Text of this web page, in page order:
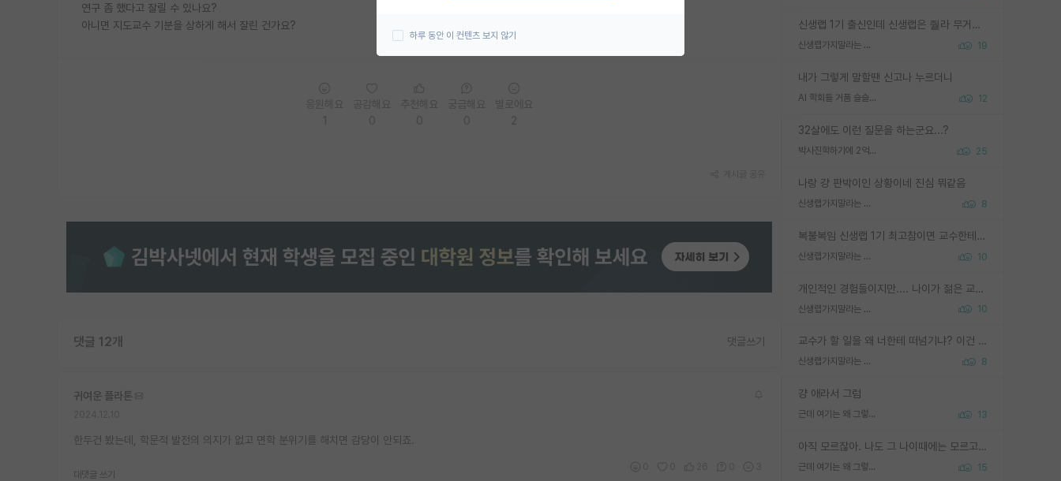
신생랩 1기 출신인데 신생랩은 줠라 무거운 바벨 같은거임. 들면 대박인데 못들면 깔려 죽음. 아무도 알려주지 않는 환경에서 자생해야하지만, 일단 살아남았다면 그 어떤 사람보다 악착같고 생존력 높은 사람으로 거듭날 수 있음
신생랩가지말라는 이유가 있었구나 19
내가 그렇게 말할땐 신고나 누르더니
AI 학회들 거품 슬슬 지적이 나오네요 12
32살에도 이런 질문을 하는군요...?
박사진학하기에 2억은 괜찮은 (?) 정도의 경제력인가요 25
나랑 걍 판박이인 상황이네 진심 뭐같음
신생랩가지말라는 이유가 있었구나 8
복불복임 신생랩 1기 최고참이면 교수한테 직접 지도받는 시간이 매우 많음 제대로 된 교수라면 말이지 그게 아니라면 그냥 넌 해방 불가능한 노예 1호에 감점쓰레기통이 되는거고
신생랩가지말라는 이유가 있었구나 10
개인적인 경험들이지만.... 나이가 젊은 교수일수록 꼰대라는 가면을 쓴 채로 무례함을 행동하는 경우가 거의 90% 정도였음. 나이가 어린데 다른 또래들과 달리 명예, 권력, 재력까지 얻었으니 세상 다 가진 기분이겠지. 오히러 나이 든 교수들이 행동과 말을 더 조심하시더라.
신생랩가지말라는 이유가 있었구나 10
교수가 할 일을 왜 너한테 떠넘기냐? 이건 교수가 제대로 잘 알지 못하는 경우일텐데...
신생랩가지말라는 이유가 있었구나 8
걍 애라서 그럼
근데 여기는 왜 그렇게 SPK를 물어보는거임? 13
아직 모르잖아. 나도 그 나이때에는 모르고 평가 받고 안심하고 싶었어.
근데 여기는 왜 그렇게 SPK를 물어보는거임? 15
연구 좀 했다고 잘릴 수 있나요?
아니면 지도교수 기분을 상하게 해서 잘린 건가요?
댓글 12개 댓글쓰기
귀여운 플라톤
한두건 봤는데, 학문적 발전의 의지가 없고 면학 분위기를 해치면 감당이 안되죠.
대댓글 쓰기
하루 동안 이 컨텐츠 보지 않기